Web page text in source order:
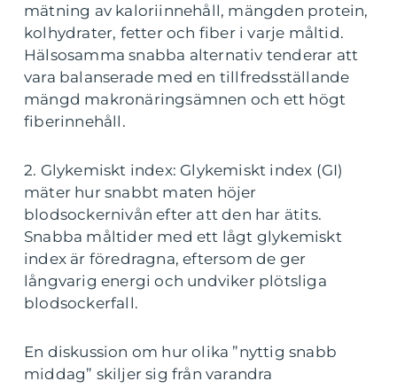
mätning av kaloriinnehåll, mängden protein,
kolhydrater, fetter och fiber i varje måltid.
Hälsosamma snabba alternativ tenderar att
vara balanserade med en tillfredsställande
mängd makronäringsämnen och ett högt
fiberinnehåll.
2. Glykemiskt index: Glykemiskt index (GI)
mäter hur snabbt maten höjer
blodsockernivån efter att den har ätits.
Snabba måltider med ett lågt glykemiskt
index är föredragna, eftersom de ger
långvarig energi och undviker plötsliga
blodsockerfall.
En diskussion om hur olika ”nyttig snabb
middag” skiljer sig från varandra